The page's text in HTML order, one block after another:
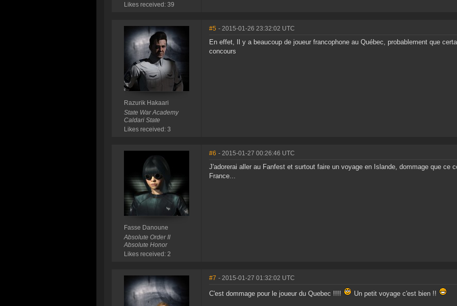
Likes received: 39
Razurik Hakaari
State War Academy
Caldari State
Likes received: 3
#5 - 2015-01-26 23:32:02 UTC
En effet, Il y a beaucoup de joueur francophone au Québec, probablement que
concours
Fasse Danoune
Absolute Order II
Absolute Honor
Likes received: 2
#6 - 2015-01-27 00:26:46 UTC
J'adorerai aller au Fanfest et surtout faire un voyage en Islande, dommage que ce
France...
#7 - 2015-01-27 01:32:02 UTC
C'est dommage pour le joueur du Quebec !!!! Un petit voyage c'est bien !!